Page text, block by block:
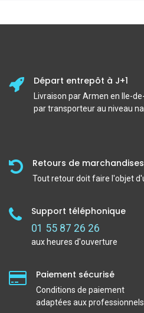
Départ entrepôt à J+1
Livraison par Armen en Ile-
par transporteur au niveau
Retours de marchandises
Tout retour doit faire l'objet
Support téléphonique
01 55 87 26 26
aux heures d'ouverture
Paiement sécurisé
Conditions de paiement
adaptées aux professionnels